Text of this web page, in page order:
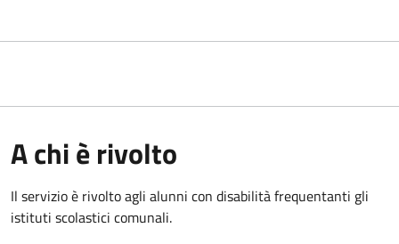
A chi è rivolto
Il servizio è rivolto agli alunni con disabilità frequentanti gli
istituti scolastici comunali.